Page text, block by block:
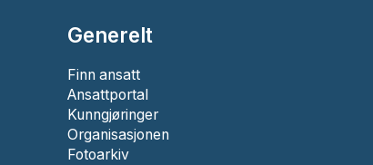
Generelt
Finn ansatt
Ansattportal
Kunngjøringer
Organisasjonen
Fotoarkiv